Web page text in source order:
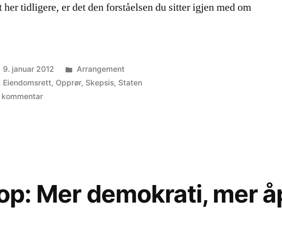
her tidligere, er det den forståelsen du sitter igjen med om
9. januar 2012
Publisert
i
Arrangement
Eiendomsrett, Opprør, Skepsis, Staten
til
Mer demokrati, mer